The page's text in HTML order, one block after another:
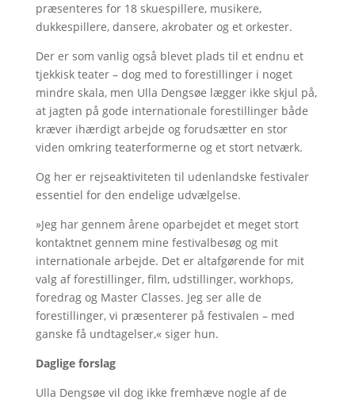
præsenteres for 18 skuespillere, musikere,
dukkespillere, dansere, akrobater og et orkester.
Der er som vanlig også blevet plads til et endnu et
tjekkisk teater – dog med to forestillinger i noget
mindre skala, men Ulla Dengsøe lægger ikke skjul på,
at jagten på gode internationale forestillinger både
kræver ihærdigt arbejde og forudsætter en stor
viden omkring teaterformerne og et stort netværk.
Og her er rejseaktiviteten til udenlandske festivaler
essentiel for den endelige udvælgelse.
»Jeg har gennem årene oparbejdet et meget stort
kontaktnet gennem mine festivalbesøg og mit
internationale arbejde. Det er altafgørende for mit
valg af forestillinger, film, udstillinger, workhops,
foredrag og Master Classes. Jeg ser alle de
forestillinger, vi præsenterer på festivalen – med
ganske få undtagelser,« siger hun.
Daglige forslag
Ulla Dengsøe vil dog ikke fremhæve nogle af de